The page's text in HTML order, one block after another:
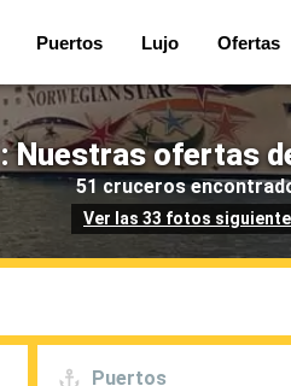
Puertos Lujo Ofertas
Nuestras ofertas
51 cruceros
Ver las 33 fotos
Puertos